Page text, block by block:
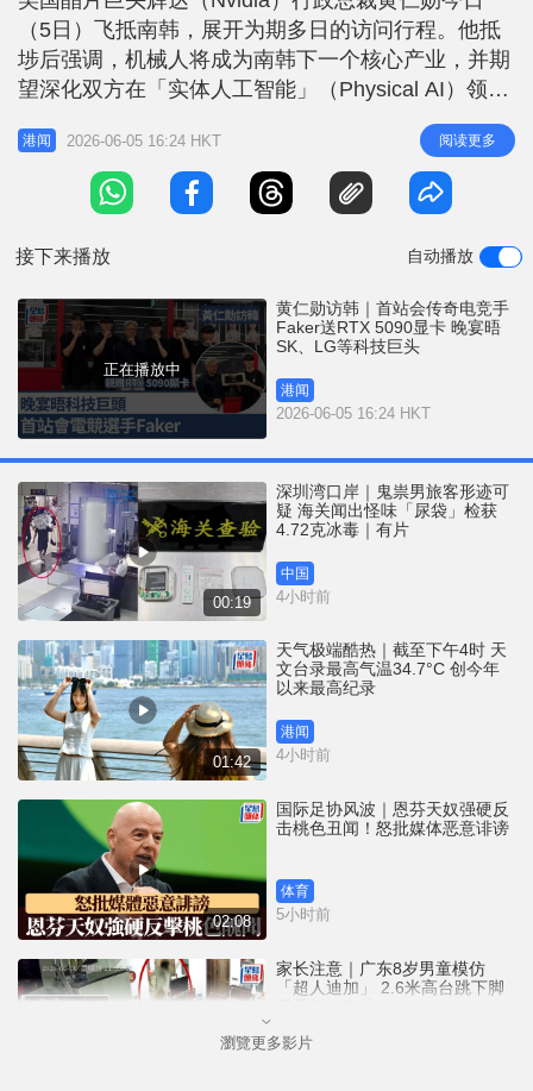
n
r
e
（5日）飞抵南韩，展开为期多日的访问行程。他抵
埗后强调，机械人将成为南韩下一个核心产业，并期
望深化双方在「实体人工智能」（Physical AI）领域
的合作。黄仁勋的首站行程尽显亲民作风，现身首尔
弘大一间网吧与电竞传奇选手Faker（李相赫）交
流，更送上亲笔签名的GeForce RTX 5090显示卡。
今晚他将与SK、LG及NAVER等多名南韩科技
港闻 2026-06-05 16:24 HKT 阅读更多
接下来播放 自动播放
正在播放中
黄仁勋访韩｜首站会传奇电竞手
Faker送RTX 5090显卡 晚宴晤
SK、LG等科技巨头
港闻
2026-06-05 16:24 HKT
00:19
深圳湾口岸｜鬼祟男旅客形迹可
疑 海关闻出怪味「尿袋」检获
4.72克冰毒｜有片
中国
4小时前
01:42
天气极端酷热｜截至下午4时 天
文台录最高气温34.7°C 创今年
以来最高纪录
港闻
4小时前
02:08
国际足协风波｜恩芬天奴强硬反
击桃色丑闻！怒批媒体恶意诽谤
体育
5小时前
家长注意｜广东8岁男童模仿
「超人迪加」 2.6米高台跳下脚
中国
瀏覽更多影片